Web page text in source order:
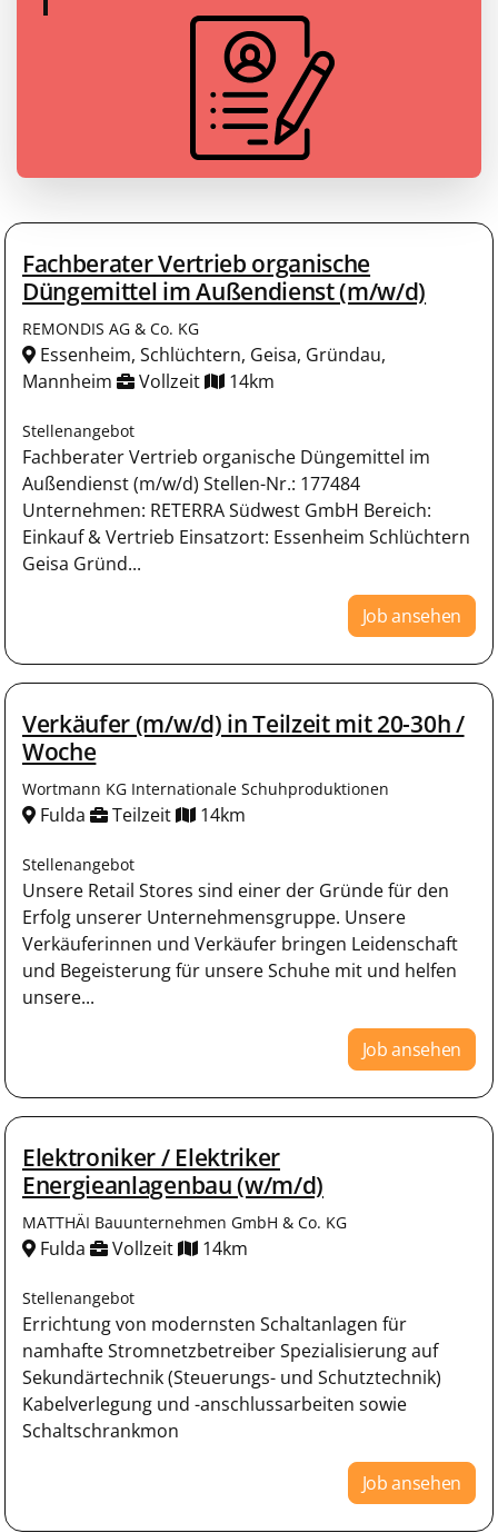
Fachberater Vertrieb organische
Düngemittel im Außendienst (m/w/d)
REMONDIS AG & Co. KG
Essenheim, Schlüchtern, Geisa, Gründau,
Mannheim
Vollzeit 14km
Stellenangebot
Fachberater Vertrieb organische Düngemittel im
Außendienst (m/w/d) Stellen-Nr.: 177484
Unternehmen: RETERRA Südwest GmbH Bereich:
Einkauf & Vertrieb Einsatzort: Essenheim Schlüchtern
Geisa Gründ...
Job ansehen
Verkäufer (m/w/d) in Teilzeit mit 20-30h /
Woche
Wortmann KG Internationale Schuhproduktionen
Fulda Teilzeit 14km
Stellenangebot
Unsere Retail Stores sind einer der Gründe für den
Erfolg unserer Unternehmensgruppe. Unsere
Verkäuferinnen und Verkäufer bringen Leidenschaft
und Begeisterung für unsere Schuhe mit und helfen
unsere...
Job ansehen
Elektroniker / Elektriker
Energieanlagenbau (w/m/d)
MATTHÄI Bauunternehmen GmbH & Co. KG
Fulda Vollzeit 14km
Stellenangebot
Errichtung von modernsten Schaltanlagen für
namhafte Stromnetzbetreiber Spezialisierung auf
Sekundärtechnik (Steuerungs- und Schutztechnik)
Kabelverlegung und -anschlussarbeiten sowie
Schaltschrankmon
Job ansehen